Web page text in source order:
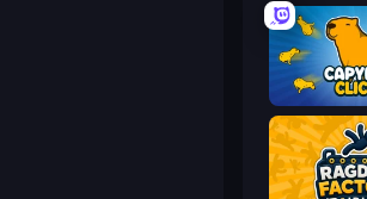
Capybara